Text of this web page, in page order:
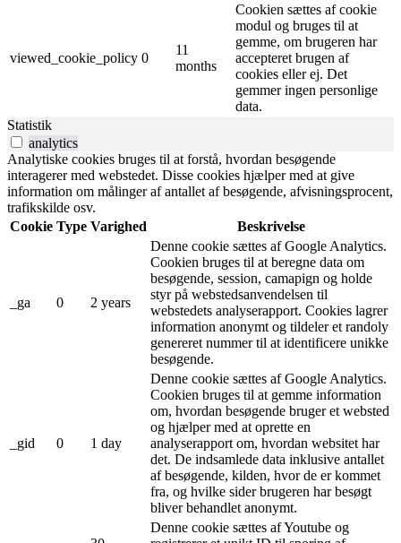
viewed_cookie_policy 0
11
months
Cookien sættes af cookie
modul og bruges til at
gemme, om brugeren har
accepteret brugen af ​​
cookies eller ej. Det
gemmer ingen personlige
data.
Statistik
analytics
Analytiske cookies bruges til at forstå, hvordan besøgende
interagerer med webstedet. Disse cookies hjælper med at give
information om målinger af antallet af besøgende, afvisningsprocent,
trafikskilde osv.
Cookie Type Varighed Beskrivelse
_ga 0 2 years
Denne cookie sættes af Google Analytics.
Cookien bruges til at beregne data om
besøgende, session, camapign og holde
styr på webstedsanvendelsen til
webstedets analyserapport. Cookies lagrer
information anonymt og tildeler et randoly
genereret nummer til at identificere unikke
besøgende.
_gid 0 1 day
Denne cookie sættes af Google Analytics.
Cookien bruges til at gemme information
om, hvordan besøgende bruger et websted
og hjælper med at oprette en
analyserapport om, hvordan websitet har
det. De indsamlede data inklusive antallet
af besøgende, kilden, hvor de er kommet
fra, og hvilke sider brugeren har besøgt
bliver behandlet anonymt.
Denne cookie sættes af Youtube og